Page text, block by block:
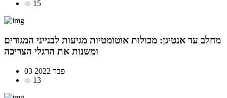
15
מחלב עד אנטיגן: מכולות אוטומטיות מגיעות לבנייני המגורים
ומשנות את הרגלי הצריכה
03 פבר 2022
13